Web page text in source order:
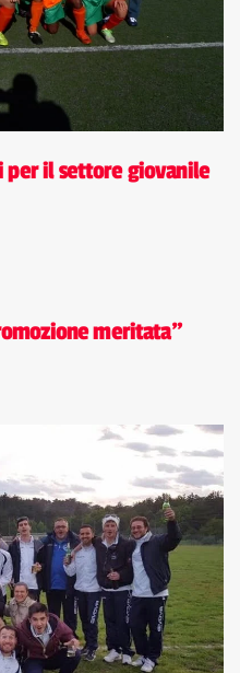
per il settore giovanile
meritata"